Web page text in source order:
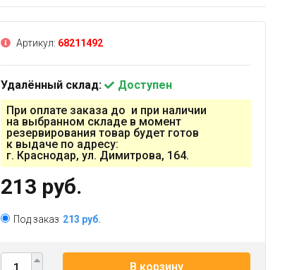
Артикул: 68211492
Удалённый склад:
Доступен
При оплате заказа до и при наличии
на выбранном складе в момент
резервирования товар будет готов
к выдаче по адресу:
г. Краснодар, ул. Димитрова, 164.
213 руб.
Под заказ 213 руб.
В корзину